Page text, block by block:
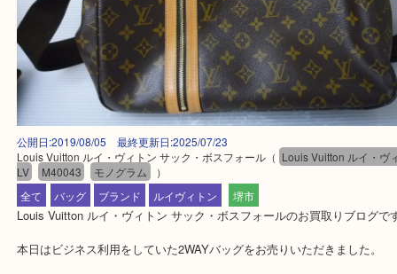
Louis Vuitton ルイ・ヴィトン サック・ボスフォール（ Louis Vuitton ル